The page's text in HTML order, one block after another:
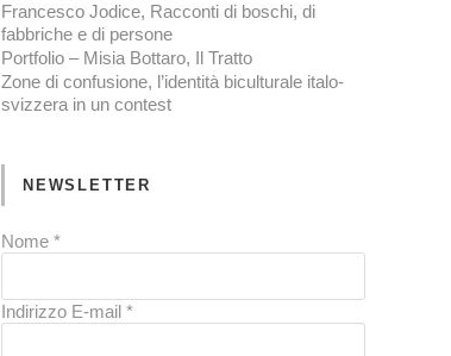
Francesco Jodice, Racconti di boschi, di
fabbriche e di persone
Portfolio – Misia Bottaro, Il Tratto
Zone di confusione, l’identità biculturale italo-
svizzera in un contest
NEWSLETTER
Nome *
Indirizzo E-mail *